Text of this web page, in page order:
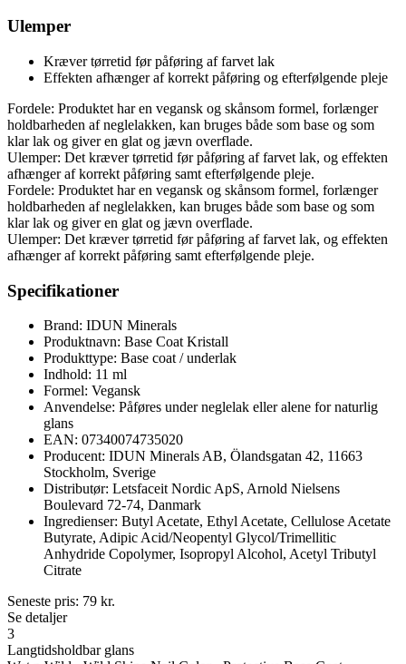
Ulemper
Kræver tørretid før påføring af farvet lak
Effekten afhænger af korrekt påføring og efterfølgende pleje
Fordele: Produktet har en vegansk og skånsom formel, forlænger
holdbarheden af neglelakken, kan bruges både som base og som
klar lak og giver en glat og jævn overflade.
Ulemper: Det kræver tørretid før påføring af farvet lak, og effekten
afhænger af korrekt påføring samt efterfølgende pleje.
Fordele: Produktet har en vegansk og skånsom formel, forlænger
holdbarheden af neglelakken, kan bruges både som base og som
klar lak og giver en glat og jævn overflade.
Ulemper: Det kræver tørretid før påføring af farvet lak, og effekten
afhænger af korrekt påføring samt efterfølgende pleje.
Specifikationer
Brand: IDUN Minerals
Produktnavn: Base Coat Kristall
Produkttype: Base coat / underlak
Indhold: 11 ml
Formel: Vegansk
Anvendelse: Påføres under neglelak eller alene for naturlig
glans
EAN: 07340074735020
Producent: IDUN Minerals AB, Ölandsgatan 42, 11663
Stockholm, Sverige
Distributør: Letsfaceit Nordic ApS, Arnold Nielsens
Boulevard 72-74, Danmark
Ingredienser: Butyl Acetate, Ethyl Acetate, Cellulose Acetate
Butyrate, Adipic Acid/Neopentyl Glycol/Trimellitic
Anhydride Copolymer, Isopropyl Alcohol, Acetyl Tributyl
Citrate
Seneste pris: 79 kr.
Se detaljer
3
Langtidsholdbar glans